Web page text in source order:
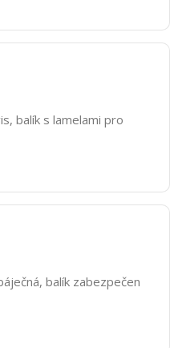
balík s lamelami pro
balík zabezpečen